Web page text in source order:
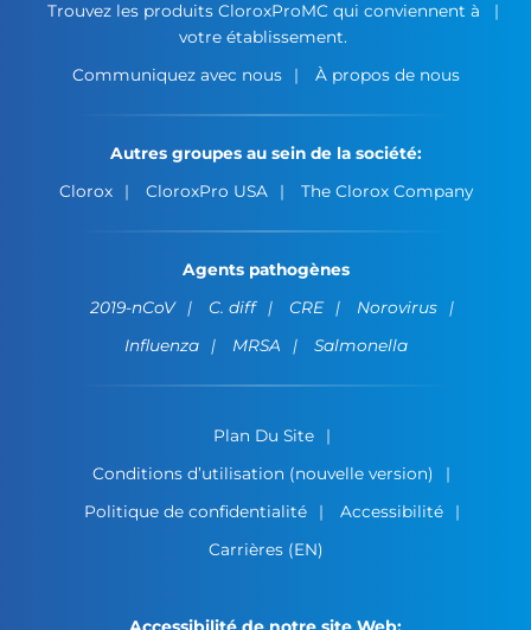
Trouvez les produits CloroxProMC qui conviennent à
votre établissement.
Communiquez avec nous
À propos de nous
Autres groupes au sein de la société:
Clorox
CloroxPro USA The Clorox Company
Agents pathogènes
2019-nCoV
C. diff CRE
Norovirus
Influenza
MRSA Salmonella
Plan Du Site
Conditions d’utilisation (nouvelle version)
Politique de confidentialité
Accessibilité
Carrières (EN)